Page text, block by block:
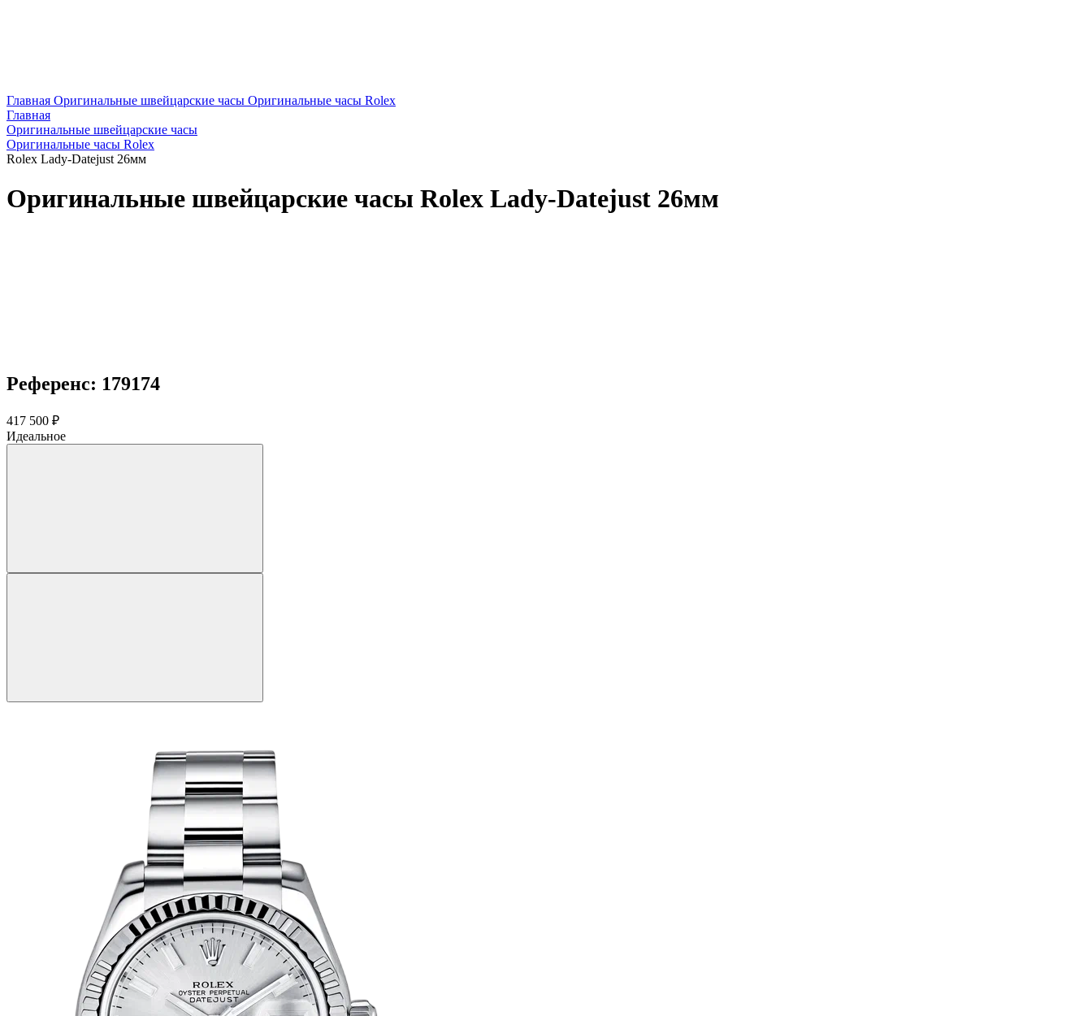
Главная Оригинальные швейцарские часы Оригинальные часы Rolex
Главная
Оригинальные швейцарские часы
Оригинальные часы Rolex
Rolex Lady-Datejust 26мм
Оригинальные швейцарские часы Rolex Lady-Datejust 26мм
Референс: 179174
417 500 ₽
Идеальное